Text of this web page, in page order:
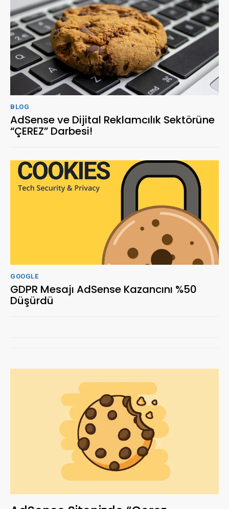
BLOG
AdSense ve Dijital Reklamcılık Sektörüne
“ÇEREZ” Darbesi!
GOOGLE
GDPR Mesajı AdSense Kazancını %50
Düşürdü